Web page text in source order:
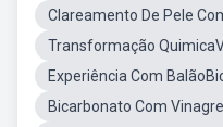
Clareamento De Pele
Transformação
Experiência Com
Bicarbonato Com